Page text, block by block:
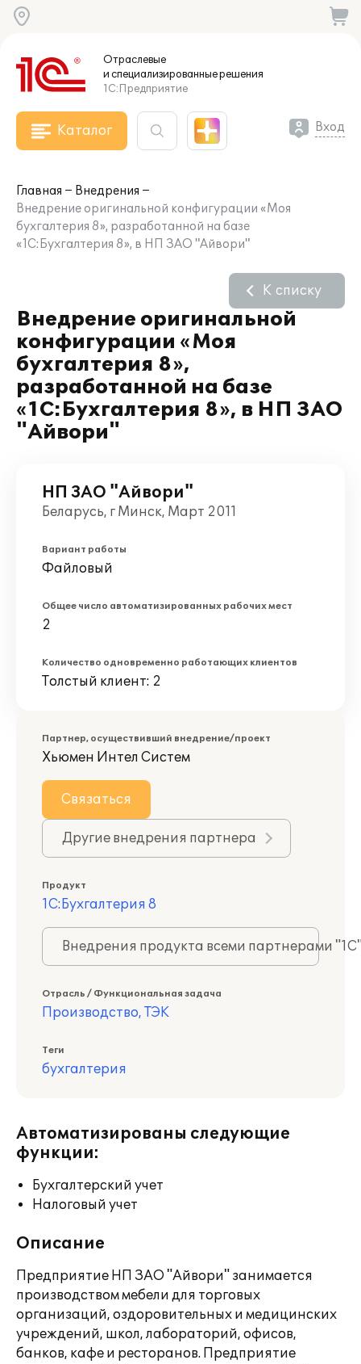
Отраслевые
и специализированныерешения
1С:Предприятие
Каталог Вход
Главная
Внедрения
Внедрение оригинальной конфигурации «Моя
бухгалтерия 8», разработанной на базе
«1С:Бухгалтерия 8», в НП ЗАО "Айвори"
Внедрение оригинальной
конфигурации «Моя
бухгалтерия 8»,
разработанной на базе
«1С:Бухгалтерия 8», в НП ЗАО
"Айвори"
К списку
НП ЗАО "Айвори"
Беларусь, г Минск, Март 2011
Вариант работы
Файловый
Общее число автоматизированных рабочих мест
2
Количество одновременно работающих клиентов
Толстый клиент: 2
Партнер, осуществивший внедрение/проект
Хьюмен Интел Систем
Связаться
Другие внедрения партнера
Продукт
1С:Бухгалтерия 8
Внедрения продукта всеми партнерами
Отрасль / Функциональная задача
Производство, ТЭК
Теги
бухгалтерия
Автоматизированы следующие
функции:
Бухгалтерский учет
Налоговый учет
Описание
Предприятие НП ЗАО "Айвори" занимается
производством мебели для торговых
организаций, оздоровительных и медицинских
учреждений, школ, лабораторий, офисов,
банков, кафе и ресторанов. Предприятие